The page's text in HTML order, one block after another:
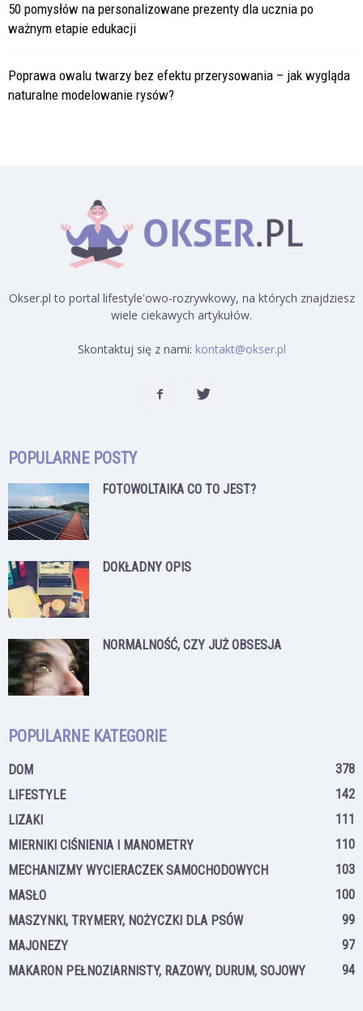
50 pomysłów na personalizowane prezenty dla ucznia po
ważnym etapie edukacji
Poprawa owalu twarzy bez efektu przerysowania – jak wygląda
naturalne modelowanie rysów?
Okser.pl to portal lifestyle'owo-rozrywkowy, na których znajdziesz
wiele ciekawych artykułów.
Skontaktuj się z nami: kontakt@okser.pl
POPULARNE POSTY
FOTOWOLTAIKA CO TO JEST?
DOKŁADNY OPIS
NORMALNOŚĆ, CZY JUŻ OBSESJA
POPULARNE KATEGORIE
DOM
378
LIFESTYLE
142
LIZAKI
111
MIERNIKI CIŚNIENIA I MANOMETRY
110
MECHANIZMY WYCIERACZEK SAMOCHODOWYCH
103
MASŁO
100
MASZYNKI, TRYMERY, NOŻYCZKI DLA PSÓW
99
MAJONEZY
97
MAKARON PEŁNOZIARNISTY, RAZOWY, DURUM, SOJOWY
94